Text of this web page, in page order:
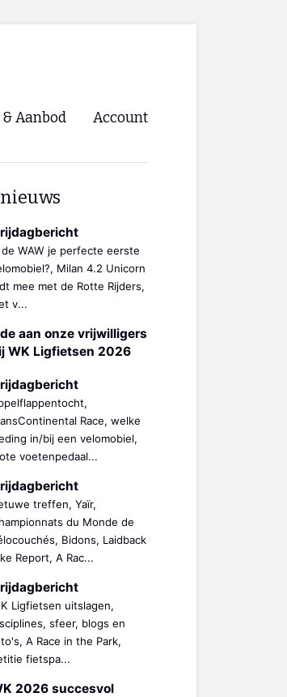
Aanbod Account
de WAW je perfecte eerste
Milan 4.2 Unicorn
mee met de Rotte Rijders,
v...
aan onze vrijwilligers
WK Ligfietsen 2026
Race, welke
in/bij een velomobiel,
voetenpedaal...
treffen, Yaïr,
du Monde de
Bidons, Laidback
Report, A Rac...
Ligfietsen uitslagen,
sfeer, blogs en
A Race in the Park,
fietspa...
2026 succesvol